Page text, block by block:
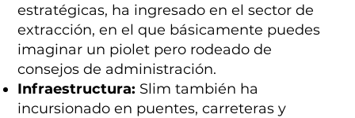
estratégicas, ha ingresado en el sector de
extracción, en el que básicamente puedes
imaginar un piolet pero rodeado de
consejos de administración.
Infraestructura: Slim también ha
incursionado en puentes, carreteras y